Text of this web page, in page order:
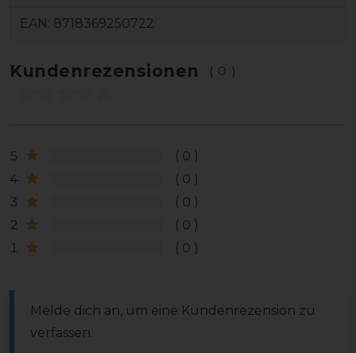
EAN: 8718369250722
Kundenrezensionen (0)
5
0
4
0
3
0
2
0
1
0
Melde dich an, um eine Kundenrezension zu
verfassen.